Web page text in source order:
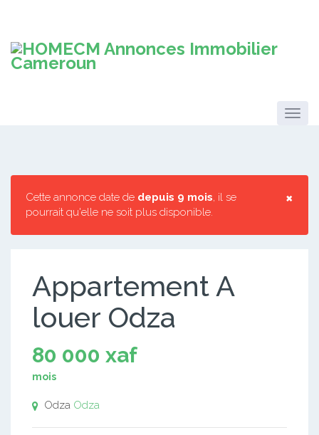
×
Cette annonce date de depuis 9 mois, il se
pourrait qu'elle ne soit plus disponible.
Appartement A
louer Odza
80 000 xaf
mois
Odza Odza